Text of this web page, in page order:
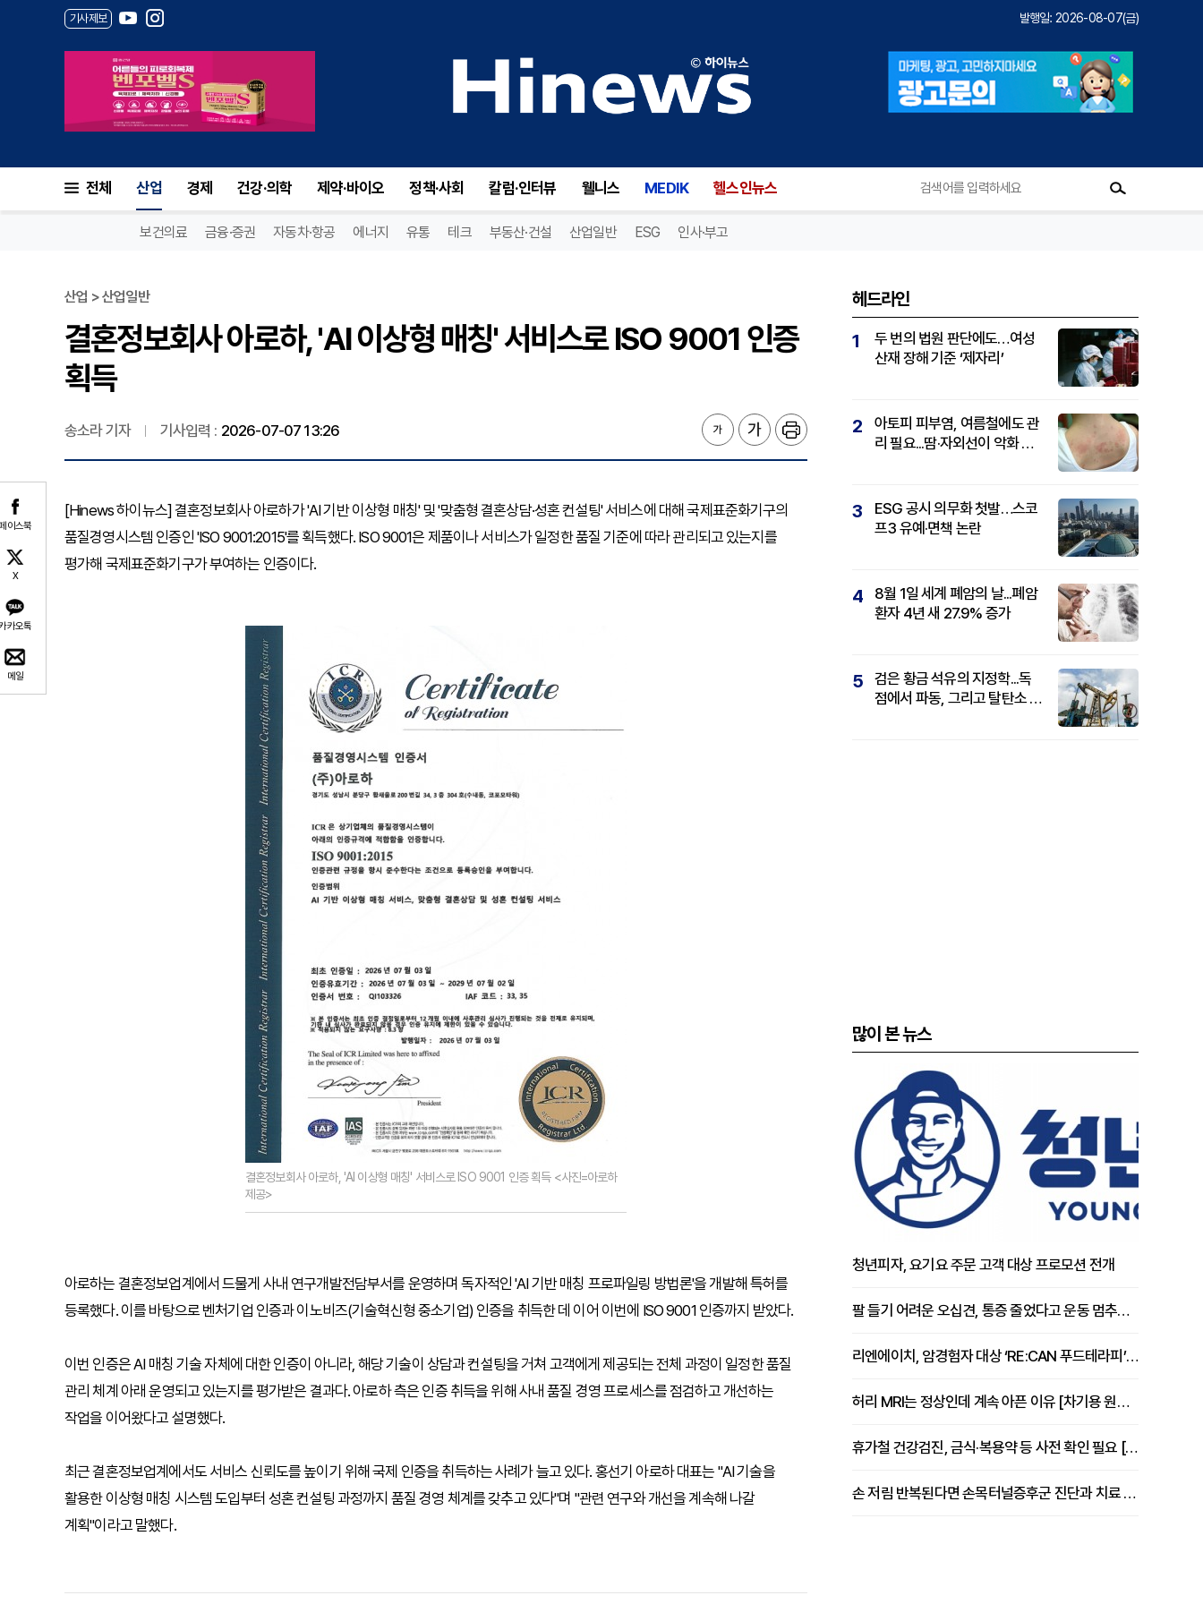
기사제보 발행일: 2026-08-07(금)
전체 산업 경제 건강·의학 제약·바이오 정책·사회 칼럼·인터뷰 웰니스 MEDIK 헬스인뉴스
보건의료 금융·증권 자동차·항공 에너지 유통 테크 부동산·건설 산업일반 ESG 인사·부고
이스북
X
카오톡
메일
산업 > 산업일반
결혼정보회사 아로하, 'AI 이상형 매칭' 서비스로 ISO 9001 인증
획득
송소라 기자 기사입력 : 2026-07-07 13:26
[Hinews 하이뉴스] 결혼정보회사 아로하가 'AI 기반 이상형 매칭' 및 '맞춤형 결혼상담·성혼 컨설팅' 서비스에 대해 국제표준화기구의
품질경영시스템 인증인 'ISO 9001:2015'를 획득했다. ISO 9001은 제품이나 서비스가 일정한 품질 기준에 따라 관리되고 있는지를
평가해 국제표준화기구가 부여하는 인증이다.
결혼정보회사 아로하, 'AI 이상형 매칭' 서비스로 ISO 9001 인증 획득 <사진=아로하
제공>
아로하는 결혼정보업계에서 드물게 사내 연구개발전담부서를 운영하며 독자적인 'AI 기반 매칭 프로파일링 방법론'을 개발해 특허를
등록했다. 이를 바탕으로 벤처기업 인증과 이노비즈(기술혁신형 중소기업) 인증을 취득한 데 이어 이번에 ISO 9001 인증까지 받았다.
이번 인증은 AI 매칭 기술 자체에 대한 인증이 아니라, 해당 기술이 상담과 컨설팅을 거쳐 고객에게 제공되는 전체 과정이 일정한 품질
관리 체계 아래 운영되고 있는지를 평가받은 결과다. 아로하 측은 인증 취득을 위해 사내 품질 경영 프로세스를 점검하고 개선하는
작업을 이어왔다고 설명했다.
최근 결혼정보업계에서도 서비스 신뢰도를 높이기 위해 국제 인증을 취득하는 사례가 늘고 있다. 홍선기 아로하 대표는 "AI 기술을
활용한 이상형 매칭 시스템 도입부터 성혼 컨설팅 과정까지 품질 경영 체계를 갖추고 있다"며 "관련 연구와 개선을 계속해 나갈
계획"이라고 말했다.
헤드라인
1
두 번의 법원 판단에도…여성
산재 장해 기준 ‘제자리’
2
아토피 피부염, 여름철에도 관
리 필요...땀·자외선이 악화 요
3
ESG 공시 의무화 첫발…스코
프3 유예·면책 논란
4
8월 1일 세계 폐암의 날...폐암
환자 4년 새 27.9% 증가
5
검은 황금 석유의 지정학...독
점에서 파동, 그리고 탈탄소 패
많이 본 뉴스
청년피자, 요기요 주문 고객 대상 프로모션 전개
팔 들기 어려운 오십견, 통증 줄었다고 운동 멈추면 안 되는 이유 [이병욱 원장 칼럼]
리엔에이치, 암경험자 대상 ‘RE:CAN 푸드테라피’ 운영
허리 MRI는 정상인데 계속 아픈 이유 [차기용 원장 칼럼]
휴가철 건강검진, 금식·복용약 등 사전 확인 필요 [정도감 원장 칼럼]
손 저림 반복된다면 손목터널증후군 진단과 치료 시기 살펴야 [김동현 원장 칼럼]